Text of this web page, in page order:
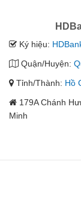
Ký hiệu:
Quận/Huyện:
Tỉnh/Thành: Hồ
179A Chánh
Minh